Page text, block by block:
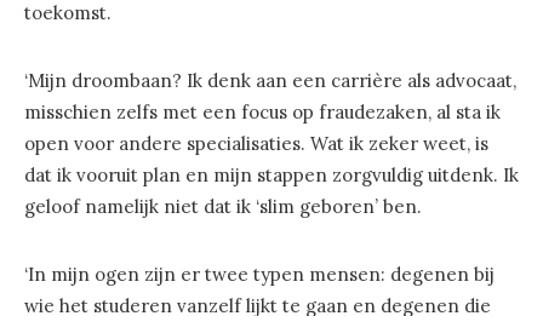
toekomst.
‘Mijn droombaan? Ik denk aan een carrière als advocaat,
misschien zelfs met een focus op fraudezaken, al sta ik
open voor andere specialisaties. Wat ik zeker weet, is
dat ik vooruit plan en mijn stappen zorgvuldig uitdenk. Ik
geloof namelijk niet dat ik ‘slim geboren’ ben.
‘In mijn ogen zijn er twee typen mensen: degenen bij
wie het studeren vanzelf lijkt te gaan en degenen die